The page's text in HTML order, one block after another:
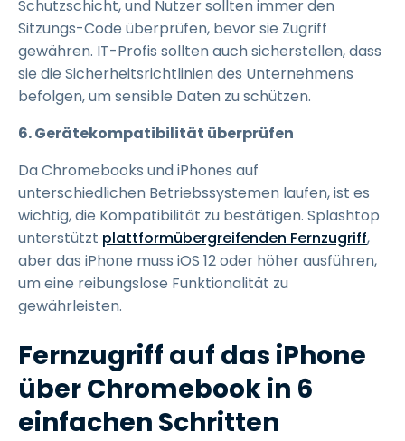
Schutzschicht, und Nutzer sollten immer den
Sitzungs-Code überprüfen, bevor sie Zugriff
gewähren. IT-Profis sollten auch sicherstellen, dass
sie die Sicherheitsrichtlinien des Unternehmens
befolgen, um sensible Daten zu schützen.
6. Gerätekompatibilität überprüfen
Da Chromebooks und iPhones auf
unterschiedlichen Betriebssystemen laufen, ist es
wichtig, die Kompatibilität zu bestätigen. Splashtop
unterstützt plattformübergreifenden Fernzugriff,
aber das iPhone muss iOS 12 oder höher ausführen,
um eine reibungslose Funktionalität zu
gewährleisten.
Fernzugriff auf das iPhone
über Chromebook in 6
einfachen Schritten